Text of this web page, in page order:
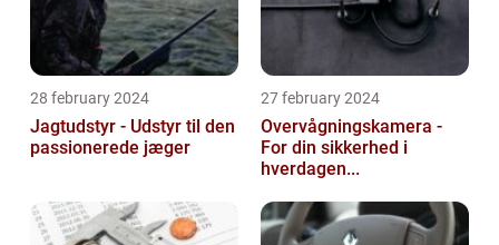
28 february 2024
Jagtudstyr - Udstyr til den
passionerede jæger
27 february 2024
Overvågningskamera -
For din sikkerhed i
hverdagen...